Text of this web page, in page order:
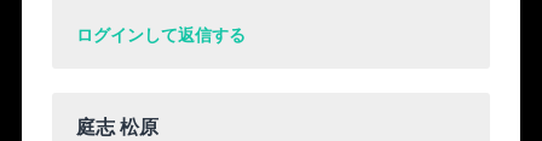
ログインして返信する
庭志 松原